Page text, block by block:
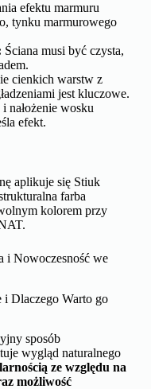
efektu marmuru
tynku marmurowego
Ściana musi być czysta,
cienkich warstw z
jest kluczowe.
nałożenie wosku
efekt.
aplikuje się Stiuk
farba
kolorem przy
i Nowoczesność we
i Dlaczego Warto go
sposób
wygląd naturalnego
ze względu na
możliwość